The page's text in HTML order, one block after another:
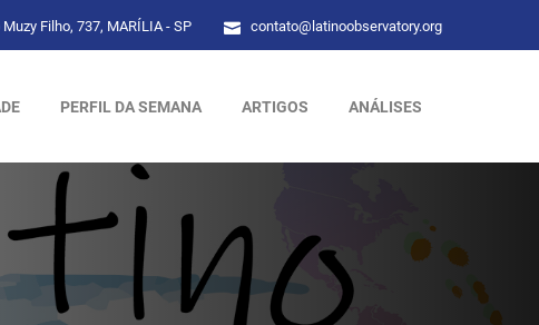
Muzy Filho, 737, MARÍLIA - SP contato@latinoobservatory.org
PERFIL DA SEMANA ARTIGOS ANÁLISES